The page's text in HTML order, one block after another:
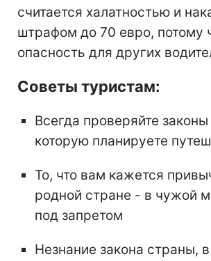
считается халатностью и
штрафом до 70 евро, потому
опасность для других
Советы туристам:
Всегда проверяйте
которую планируете
То, что вам кажется
родной стране - в чужой
под запретом
Незнание закона страны,